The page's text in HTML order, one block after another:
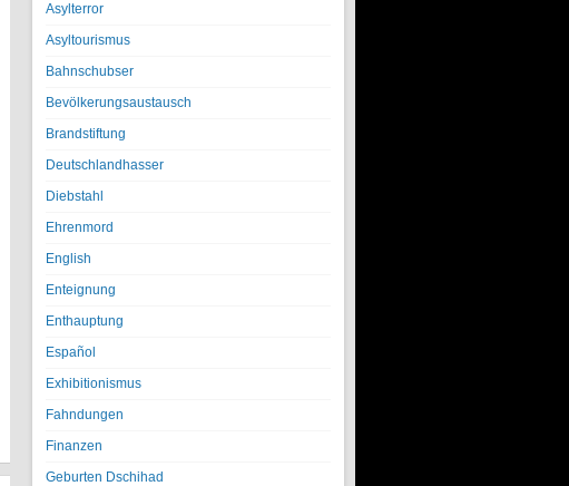
Asylterror
Asyltourismus
Bahnschubser
Bevölkerungsaustausch
Brandstiftung
Deutschlandhasser
Diebstahl
Ehrenmord
English
Enteignung
Enthauptung
Español
Exhibitionismus
Fahndungen
Finanzen
Geburten Dschihad